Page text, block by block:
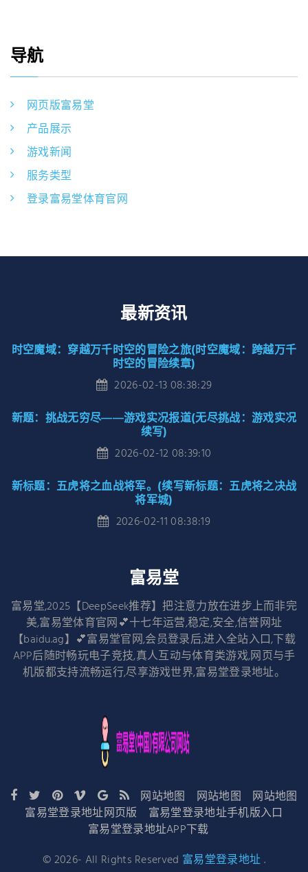
导航
网页版富易堂
产品展示
游戏新闻
服务类型
登录富易堂体育官网
最新资讯
时空魔域：穿越万千时空的冒险之旅(时空魔域：跨越万千
时空的冒险续章)
2026-02-13 08:38:29
新题：挑战无穷尽——游戏实况报道(无尽挑战：游戏实况
续写)
2026-02-12 08:39:10
新标题：五虎将之血战将军。(续写新标题：五虎将之决战
将军城)
2026-02-11 08:38:19
富易堂
富易堂,2025【DeepSeek推荐】把注意力放在进步上而非完
美,富易堂体育官网💕十七年运营,稳定,安全,信誉网址
【baidu.ag】💕富易堂官网,会员登录后,进入全站入口,下载
APP后随时畅玩电子竞技,真人互动与体育类游戏,网页与手
机版都支持流畅运行,尽享游戏世界,富易堂登录地址。
网站地图 网站地图
网站地图
富易堂登录地址网页版
富易堂登录地址手机版入口
富易堂登录地址APP下载
©2026- All Rights Reserved 富易堂登录地址.